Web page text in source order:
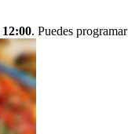
12:00. Puedes